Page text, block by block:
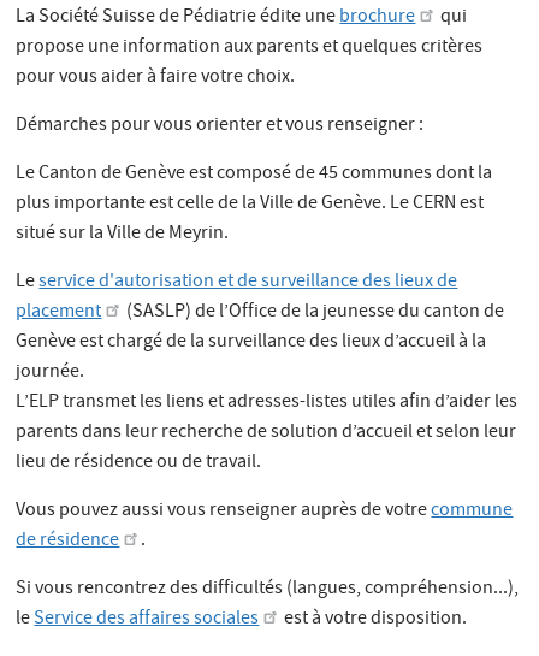
La Société Suisse de Pédiatrie édite unebrochure
qui
propose une information aux parents et quelques critères
pour vous aider à faire votre choix.
Démarches pour vous orienter et vous renseigner :
Le Canton de Genève est composé de 45 communes dont la
plus importante est celle de la Ville de Genève. Le CERN est
situé sur la Ville de Meyrin.
Leservice d'autorisation et de surveillance des lieux de
placement
(SASLP) de l’Office de la jeunesse du canton de
Genève est chargé de la surveillance des lieux d’accueil à la
journée.
L’ELP transmet les liens et adresses-listes utiles afin d’aider les
parents dans leur recherche de solution d’accueil et selon leur
lieu de résidence ou de travail.
Vous pouvez aussi vous renseigner auprès de votrecommune
de résidence
.
Si vous rencontrez des difficultés (langues, compréhension...),
leService des affaires sociales est à votre disposition.